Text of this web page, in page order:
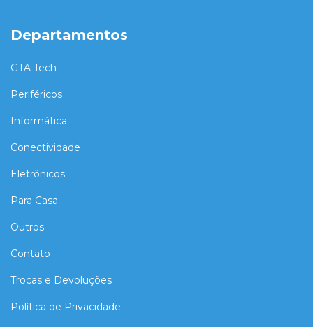
Departamentos
GTA Tech
Periféricos
Informática
Conectividade
Eletrônicos
Para Casa
Outros
Contato
Trocas e Devoluções
Política de Privacidade